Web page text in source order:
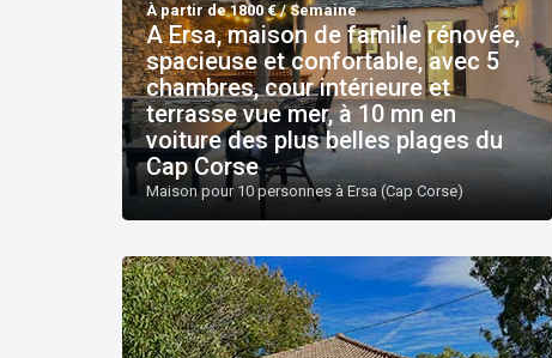
À partir de 1800 € / Semaine
A Ersa, maison de famille rénovée,
spacieuse et confortable, avec 5
chambres, cour intérieure et
terrasse vue mer, à 10 mn en
voiture des plus belles plages du
Cap Corse
Maison pour 10 personnes à Ersa (Cap Corse)